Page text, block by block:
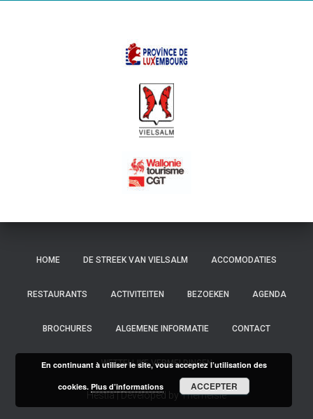
HOME DE STREEK VAN VIELSALM ACCOMODATIES
RESTAURANTS ACTIVITEITEN BEZOEKEN AGENDA
BROCHURES ALGEMENE INFORMATIE CONTACT
WETTELIJKE VERMELDINGEN
Hestia | Developed byThemeIsle
En continuant à utiliser le site, vous acceptez l’utilisation des
cookies. Plus d’informations ACCEPTER